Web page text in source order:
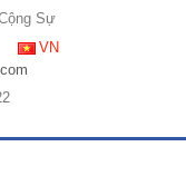
Sự
VN